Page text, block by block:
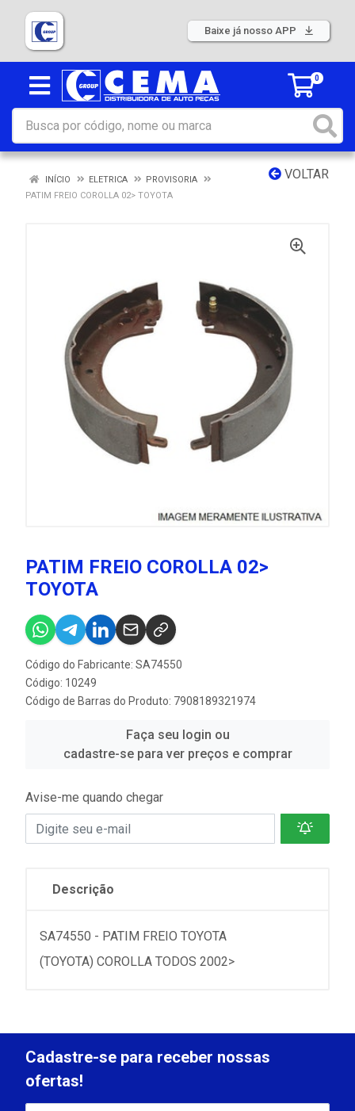
Baixe já nosso APP
0
VOLTAR
INÍCIO ELETRICA
PROVISORIA
PATIM FREIO COROLLA 02> TOYOTA
PATIM FREIO COROLLA 02>
TOYOTA
Código do Fabricante: SA74550
Código: 10249
Código de Barras do Produto: 7908189321974
Faça seu login ou
cadastre-se para ver preços e comprar
Avise-me quando chegar
Descrição
SA74550 - PATIM FREIO TOYOTA
(TOYOTA) COROLLA TODOS 2002>
Cadastre-se para receber nossas
ofertas!